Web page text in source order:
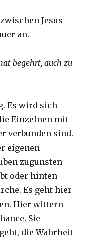
Jesus
an.
begehrt, auch zu
Es wird sich
Einzelnen mit
verbunden sind.
eigenen
zugunsten
oder hinten
Es geht hier
Hier wittern
Sie
die Wahrheit